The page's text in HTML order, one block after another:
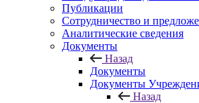
Публикации
Сотрудничество и
Аналитические сведения
Документы
Назад
Документы
Документы
Назад